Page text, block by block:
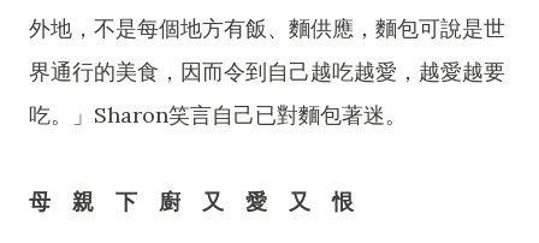
外地，不是每個地方有飯、麵供應，麵包可說是世
界通行的美食，因而令到自己越吃越愛，越愛越要
吃。」Sharon笑言自己已對麵包著迷。
母 親 下 廚 又 愛 又 恨